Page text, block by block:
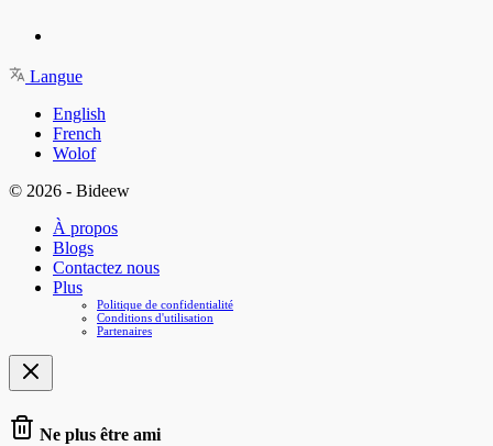
Langue
English
French
Wolof
© 2026 - Bideew
À propos
Blogs
Contactez nous
Plus
Politique de confidentialité
Conditions d'utilisation
Partenaires
Ne plus être ami